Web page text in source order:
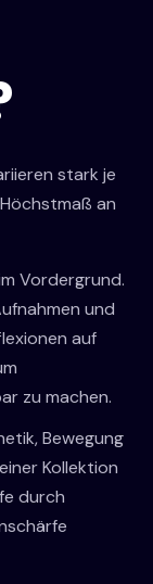
stark je
an
Vordergrund.
und
auf
zu machen.
Bewegung
Kollektion
durch